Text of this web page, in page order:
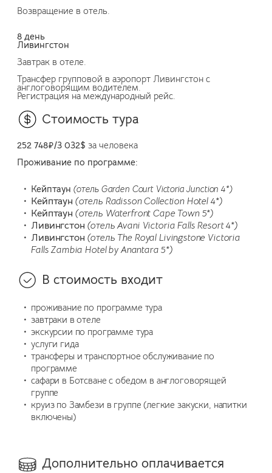
Возвращение в отель.
8 день
Ливингстон
Завтрак в отеле.
Трансфер групповой в аэропорт Ливингстон с
англоговорящим водителем.
Регистрация на международный рейс.
Стоимость тура
252 748₽/3 032$ за человека
Проживание по программе:
Кейптаун (отель Garden Court Victoria Junction 4*)
Кейптаун (отель Radisson Collection Hotel 4*)
Кейптаун (отель Waterfront Cape Town 5*)
Ливингстон (отель Avani Victoria Falls Resort 4*)
Ливингстон (отель The Royal Livingstone Victoria
Falls Zambia Hotel by Anantara 5*)
В стоимость входит
проживание по программе тура
завтраки в отеле
экскурсии по программе тура
услуги гида
трансферы и транспортное обслуживание по
программе
сафари в Ботсване с обедом в англоговорящей
группе
круиз по Замбези в группе (легкие закуски, напитки
включены)
Дополнительно оплачивается